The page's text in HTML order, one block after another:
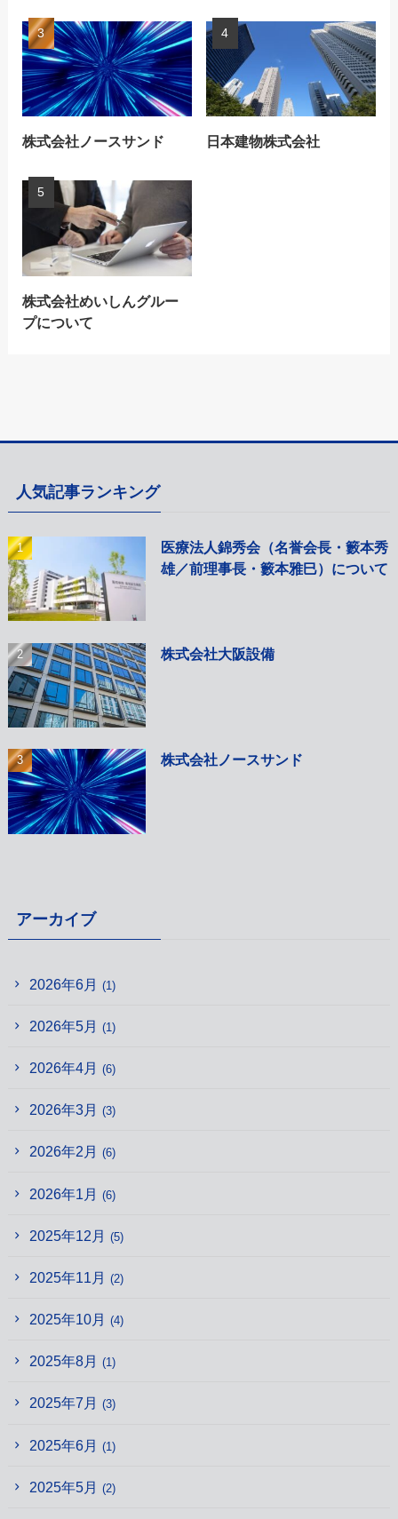
株式会社ノースサンド 日本建物株式会社
株式会社めいしんグルー
プについて
人気記事ランキング
医療法人錦秀会（名誉会長・籔本秀
雄／前理事長・籔本雅巳）について
株式会社大阪設備
株式会社ノースサンド
アーカイブ
2026年6月 (1)
2026年5月 (1)
2026年4月 (6)
2026年3月 (3)
2026年2月 (6)
2026年1月 (6)
2025年12月 (5)
2025年11月 (2)
2025年10月 (4)
2025年8月 (1)
2025年7月 (3)
2025年6月 (1)
2025年5月 (2)